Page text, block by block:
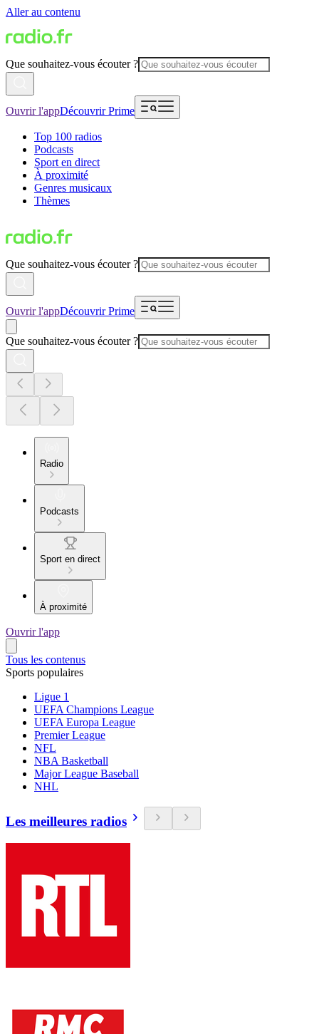
Aller au contenu
Que souhaitez-vous écouter ?
Ouvrir l'appDécouvrir Prime
Top 100 radios
Podcasts
Sport en direct
À proximité
Genres musicaux
Thèmes
Que souhaitez-vous écouter ?
Ouvrir l'appDécouvrir Prime
Que souhaitez-vous écouter ?
Radio
Podcasts
Sport en direct
À proximité
Ouvrir l'app
Tous les contenus
Sports populaires
Ligue 1
UEFA Champions League
UEFA Europa League
Premier League
NFL
NBA Basketball
Major League Baseball
NHL
Les meilleures radios